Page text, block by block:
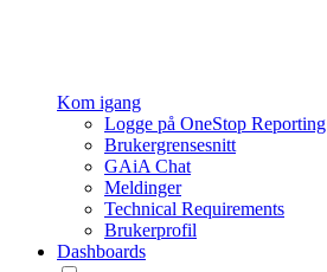
Kom igang
Logge på OneStop Reporting
Brukergrensesnitt
GAiA Chat
Meldinger
Technical Requirements
Brukerprofil
Dashboards